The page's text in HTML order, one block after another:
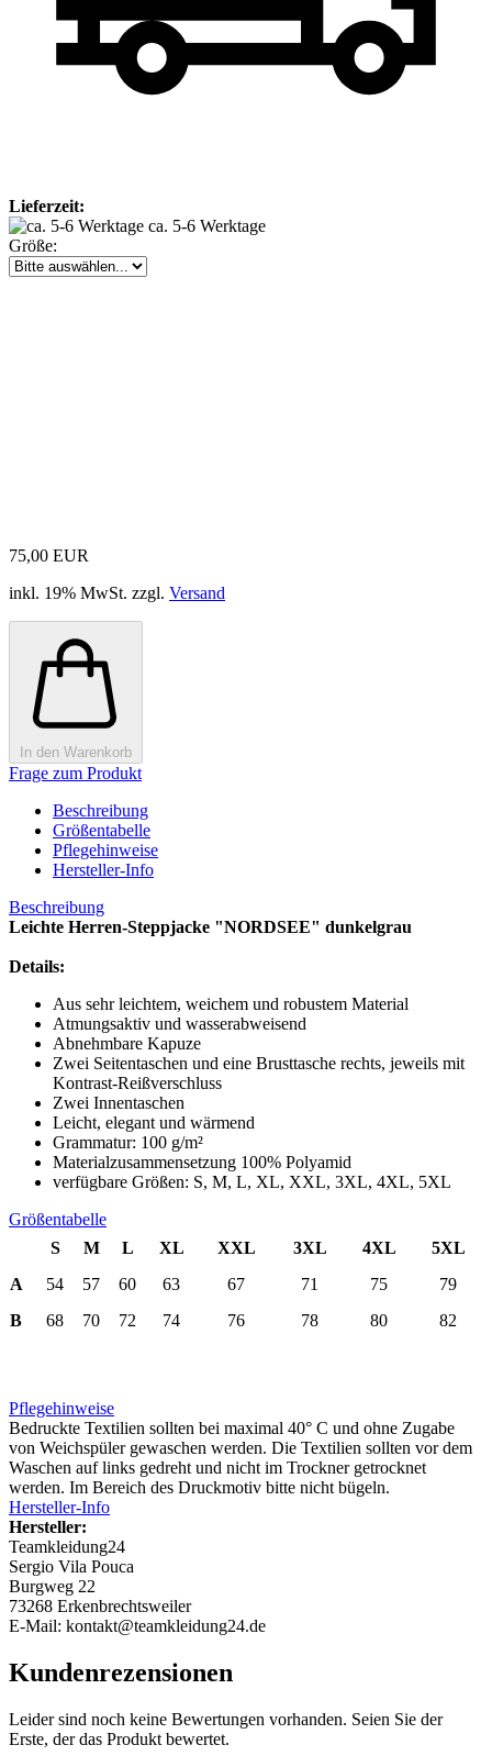
Lieferzeit:
ca. 5-6 Werktage
Größe:
75,00 EUR
inkl. 19% MwSt. zzgl. Versand
In den Warenkorb
Frage zum Produkt
Beschreibung
Größentabelle
Pflegehinweise
Hersteller-Info
Beschreibung
Leichte Herren-Steppjacke "NORDSEE" dunkelgrau
Details:
Aus sehr leichtem, weichem und robustem Material
Atmungsaktiv und wasserabweisend
Abnehmbare Kapuze
Zwei Seitentaschen und eine Brusttasche rechts, jeweils mit
Kontrast-Reißverschluss
Zwei Innentaschen
Leicht, elegant und wärmend
Grammatur: 100 g/m²
Materialzusammensetzung 100% Polyamid
verfügbare Größen: S, M, L, XL, XXL, 3XL, 4XL, 5XL
Größentabelle
S
M L XL XXL 3XL 4XL
5XL
A
54 57 60 63 67 71 75
79
B
68 70 72 74 76 78 80 82
Pflegehinweise
Bedruckte Textilien sollten bei maximal 40° C und ohne Zugabe
von Weichspüler gewaschen werden. Die Textilien sollten vor dem
Waschen auf links gedreht und nicht im Trockner getrocknet
werden. Im Bereich des Druckmotiv bitte nicht bügeln.
Hersteller-Info
Hersteller:
Teamkleidung24
Sergio Vila Pouca
Burgweg 22
73268 Erkenbrechtsweiler
E-Mail: kontakt@teamkleidung24.de
Kundenrezensionen
Leider sind noch keine Bewertungen vorhanden. Seien Sie der
Erste, der das Produkt bewertet.